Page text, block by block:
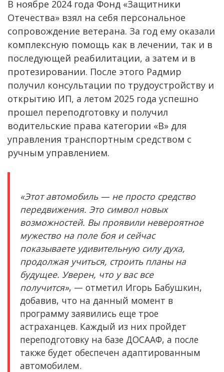
В ноябре 2024 года Фонд «Защитники
Отечества» взял на себя персональное
сопровождение ветерана. За год ему оказали
комплексную помощь как в лечении, так и в
последующей реабилитации, а затем и в
протезировании. После этого Радмир
получил консультации по трудоустройству и
открытию ИП, а летом 2025 года успешно
прошел переподготовку и получил
водительские права категории «B» для
управления транспортным средством с
ручным управлением.
«Этот автомобиль — не просто средство
передвижения. Это символ новых
возможностей. Вы проявили невероятное
мужество на поле боя и сейчас
показываете удивительную силу духа,
продолжая учиться, строить планы на
будущее. Уверен, что у вас все
получится», — отметил Игорь Бабушкин,
добавив, что на данный момент в
программу заявились еще трое
астраханцев. Каждый из них пройдет
переподготовку на базе ДОСААФ, а после
также будет обеспечен адаптированным
автомобилем.